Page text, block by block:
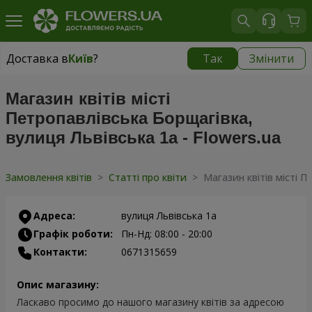
Доставка вКиїв? Так Змінити
Доставка вКиїв
Магазин квітів місті
Петропавлівська Борщагівка,
вулиця Львівська 1а - Flowers.ua
Замовлення квітів > Статті про квіти > Магазин квітів місті
Адреса:
вулиця Львівська 1а
Графік роботи:
Пн-Нд: 08:00 - 20:00
Контакти:
0671315659
Опис магазину:
Ласкаво просимо до нашого магазину квітів за адресою